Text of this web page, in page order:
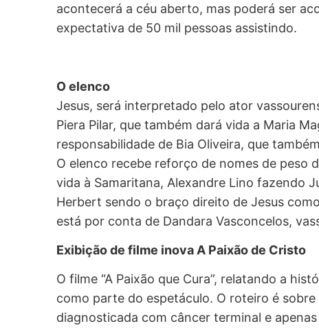
acontecerá a céu aberto, mas poderá ser
expectativa de 50 mil pessoas assistindo.
O elenco
Jesus, será interpretado pelo ator
Piera Pilar, que também dará vida a Maria
responsabilidade de Bia Oliveira, que
O elenco recebe reforço de nomes de peso
vida à Samaritana, Alexandre Lino fazendo
Herbert sendo o braço direito de Jesus
está por conta de Dandara Vasconcelos,
Exibição de filme inova A Paixão de Cristo
O filme “A Paixão que Cura”, relatando a
como parte do espetáculo. O roteiro é
diagnosticada com câncer terminal e